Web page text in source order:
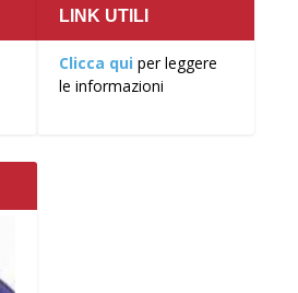
LINK UTILI
Clicca qui per leggere
le informazioni